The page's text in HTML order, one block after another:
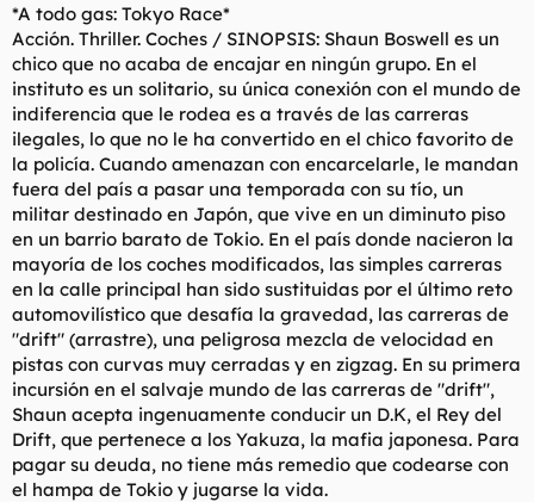
*A todo gas: Tokyo Race*
Acción. Thriller. Coches / SINOPSIS: Shaun Boswell es un
chico que no acaba de encajar en ningún grupo. En el
instituto es un solitario, su única conexión con el mundo de
indiferencia que le rodea es a través de las carreras
ilegales, lo que no le ha convertido en el chico favorito de
la policía. Cuando amenazan con encarcelarle, le mandan
fuera del país a pasar una temporada con su tío, un
militar destinado en Japón, que vive en un diminuto piso
en un barrio barato de Tokio. En el país donde nacieron la
mayoría de los coches modificados, las simples carreras
en la calle principal han sido sustituidas por el último reto
automovilístico que desafía la gravedad, las carreras de
"drift" (arrastre), una peligrosa mezcla de velocidad en
pistas con curvas muy cerradas y en zigzag. En su primera
incursión en el salvaje mundo de las carreras de "drift",
Shaun acepta ingenuamente conducir un D.K, el Rey del
Drift, que pertenece a los Yakuza, la mafia japonesa. Para
pagar su deuda, no tiene más remedio que codearse con
el hampa de Tokio y jugarse la vida.